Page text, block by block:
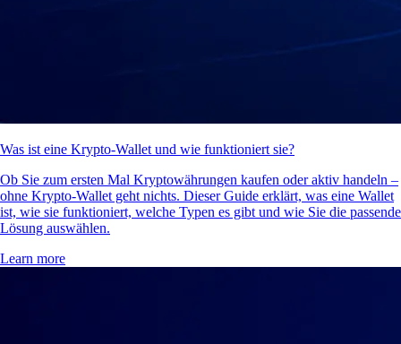
Was ist eine Krypto-Wallet und wie funktioniert sie?
Ob Sie zum ersten Mal Kryptowährungen kaufen oder aktiv handeln –
ohne Krypto-Wallet geht nichts. Dieser Guide erklärt, was eine Wallet
ist, wie sie funktioniert, welche Typen es gibt und wie Sie die passende
Lösung auswählen.
Learn more